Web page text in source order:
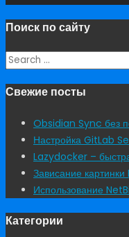
Поиск по сайту
Search
Свежие посты
Obsidian Sync без
Настройка GitLab
Lazydocker –
Зависание картинки
Использование
Категории